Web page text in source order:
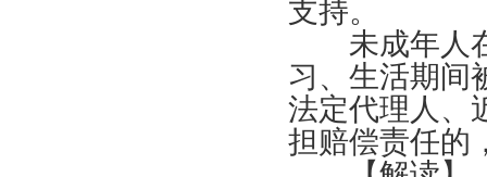
支持。
未成年人在
习、生活期间
法定代理人、
担赔偿责任的